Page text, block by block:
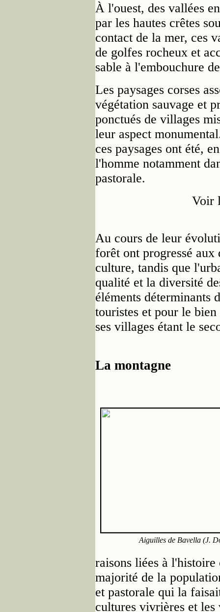
À l'ouest, des vallées
par les hautes crêtes
contact de la mer, ces
de golfes rocheux et
sable à l'embouchure
Les paysages corses
végétation sauvage et
ponctués de villages
leur aspect
ces paysages ont été,
l'homme notamment
pastorale.
Voir
Au cours de leur
forêt ont progressé aux
culture, tandis que
qualité et la diversité
éléments déterminants
touristes et pour le
ses villages étant le
La montagne
Aiguilles de Bavella (J.
raisons liées à
majorité de la
et pastorale qui la
cultures vivrières et les